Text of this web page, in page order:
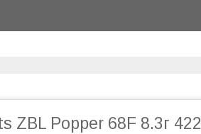
ZBL Popper 68F 8.3г 422